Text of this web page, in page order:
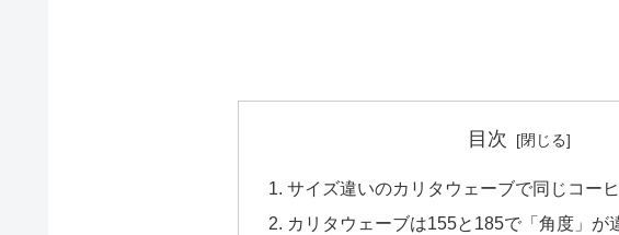
目次
サイズ違いのカリタウェーブで同じコー
カリタウェーブは155と185で「角度」が